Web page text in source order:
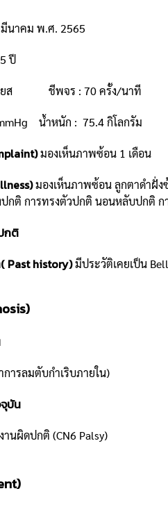
นาคม พ.ศ. 2565
ปี
ซียส ชีพจร : 70 ครั้ง/นาที
น้ำหนัก : 75.4 กิโลกรัม
มองเห็นภาพซ้อน 1 เดือน
มองเห็นภาพซ้อน ลูกตาดำฝั่ง
กติ การทรงตัวปกติ นอนหลับปกติ ก
กติ
Past history)มีประวัติเคยเป็น
ารลมตับกำเริบภายใน)
บัน
นผิดปกติ (CN6 Palsy)